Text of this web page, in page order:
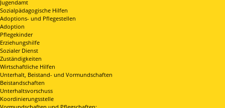
Jugendamt
Sozialpädagogische Hilfen
Adoptions- und Pflegestellen
Adoption
Pflegekinder
Erziehungshilfe
Sozialer Dienst
Zuständigkeiten
Wirtschaftliche Hilfen
Unterhalt, Beistand- und Vormundschaften
Beistandschaften
Unterhaltsvorschuss
Koordinierungsstelle